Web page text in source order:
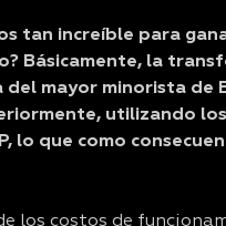
tan increíble para
Básicamente, la
mayor minorista de
utilizando
lo que como
los costos de